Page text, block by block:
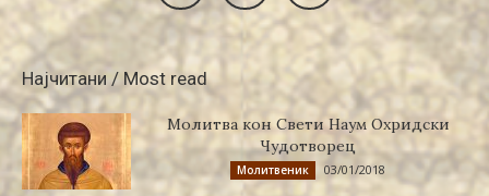
Најчитани / Most read
Молитва кон Свети Наум Охридски
Чудотворец
Молитвеник 03/01/2018